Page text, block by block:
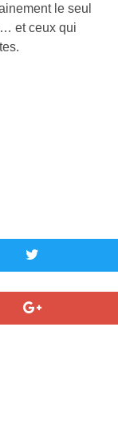
le seul
et ceux qui